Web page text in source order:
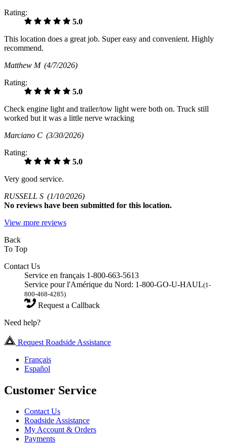
Rating:
5.0
This location does a great job. Super easy and convenient. Highly
recommend.
Matthew M (4/7/2026)
Rating:
5.0
Check engine light and trailer/tow light were both on. Truck still
worked but it was a little nerve wracking
Marciano C (3/30/2026)
Rating:
5.0
Very good service.
RUSSELL S (1/10/2026)
No reviews have been submitted for this location.
View more reviews
Back
To Top
Contact Us
Service en français 1-800-663-5613
Service pour l'Amérique du Nord: 1-800-GO-U-HAUL(1-
800-468-4285)
Request a Callback
Need help?
Request Roadside Assistance
Français
Español
Customer Service
Contact Us
Roadside Assistance
My Account & Orders
Payments